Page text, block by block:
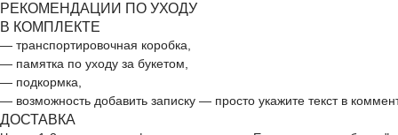
РЕКОМЕНДАЦИИ ПО УХОДУ
В КОМПЛЕКТЕ
— транспортировочная коробка,
— памятка по уходу за букетом,
— подкормка,
— возможность добавить записку — просто укажите текст в
ДОСТАВКА